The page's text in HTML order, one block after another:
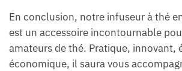
En conclusion, notre infuseur à thé
est un accessoire incontournable
amateurs de thé. Pratique, innovant,
économique, il saura vous